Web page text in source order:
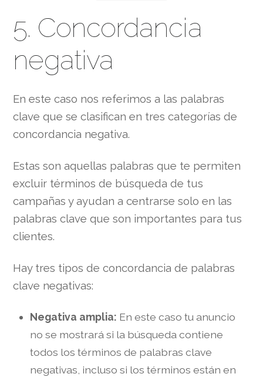
5. Concordancia
negativa
En este caso nos referimos a las palabras
clave que se clasifican en tres categorías de
concordancia negativa.
Estas son aquellas palabras que te permiten
excluir términos de búsqueda de tus
campañas y ayudan a centrarse solo en las
palabras clave que son importantes para tus
clientes.
Hay tres tipos de concordancia de palabras
clave negativas:
Negativa amplia: En este caso tu anuncio
no se mostrará si la búsqueda contiene
todos los términos de palabras clave
negativas, incluso si los términos están en